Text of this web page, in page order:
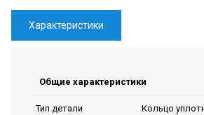
Характеристики
Общие характеристики
Тип детали Кольцо